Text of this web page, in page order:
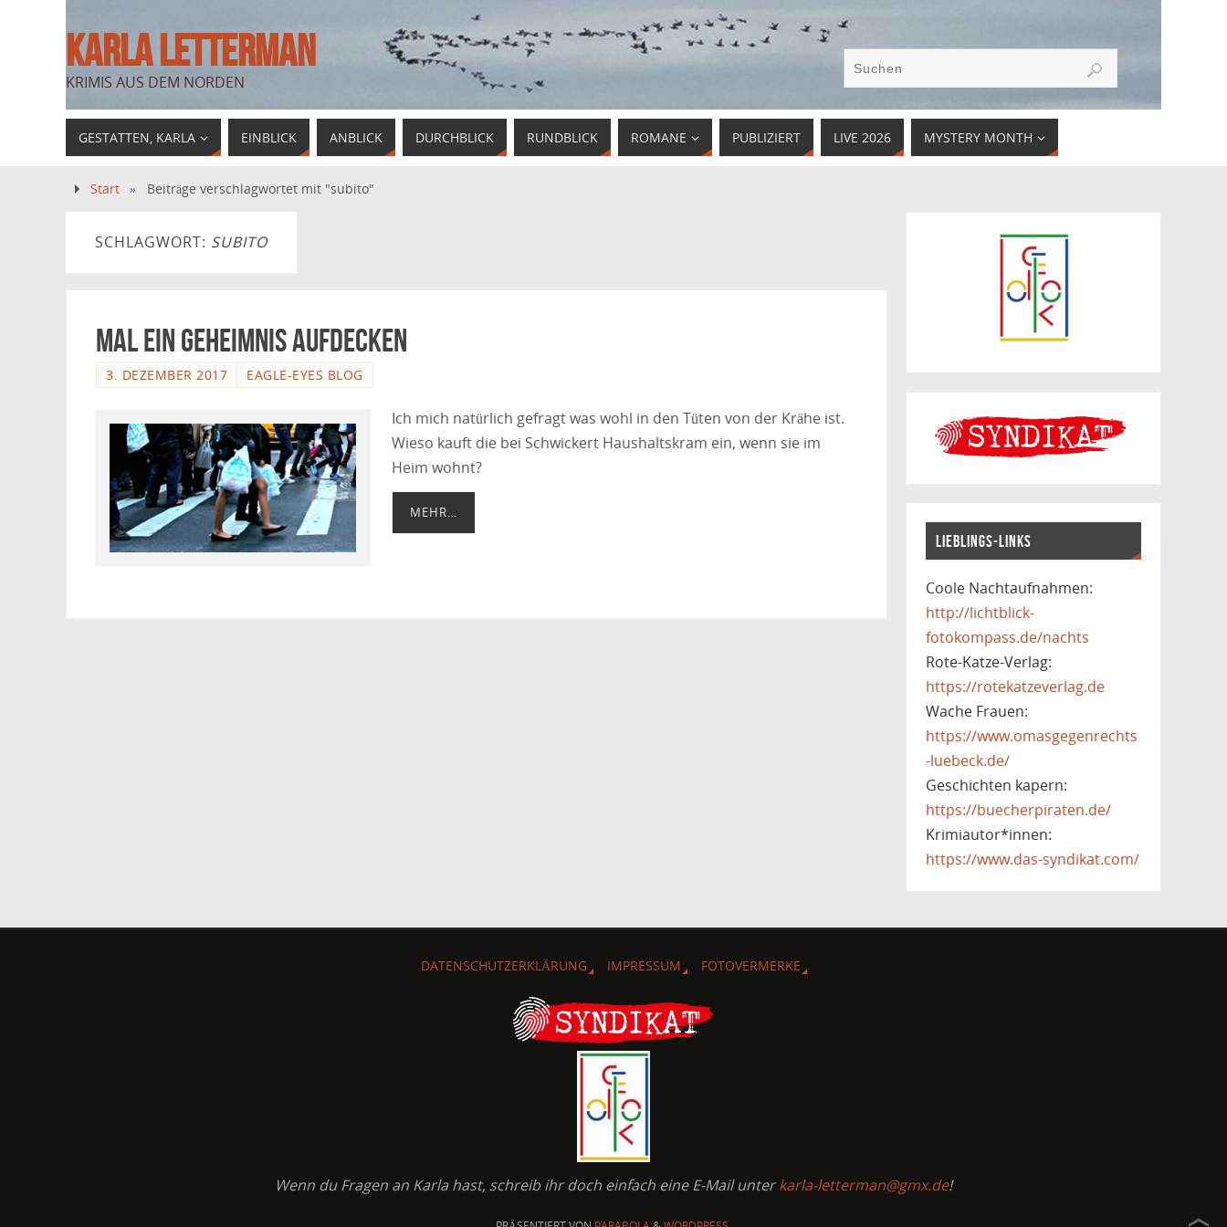
KARLA LETTERMAN
KRIMIS AUS DEM NORDEN
GESTATTEN, KARLA EINBLICK ANBLICK DURCHBLICK RUNDBLICK ROMANE PUBLIZIERT LIVE 2026 MYSTERY MONTH
Start » Beiträge verschlagwortet mit "subito"
SCHLAGWORT: SUBITO
Mal ein Geheimnis aufdecken
3. DEZEMBER 2017 EAGLE-EYES BLOG
Ich mich natürlich gefragt was wohl in den Tüten von der Krähe ist.
Wieso kauft die bei Schwickert Haushaltskram ein, wenn sie im
Heim wohnt?
MEHR…
LIEBLINGS-LINKS
Coole Nachtaufnahmen:
http://lichtblick-
fotokompass.de/nachts
Rote-Katze-Verlag:
https://rotekatzeverlag.de
Wache Frauen:
https://www.omasgegenrechts
-luebeck.de/
Geschichten kapern:
https://buecherpiraten.de/
Krimiautor*innen:
https://www.das-syndikat.com/
DATENSCHUTZERKLÄRUNG IMPRESSUM FOTOVERMERKE
Wenn du Fragen an Karla hast, schreib ihr doch einfach eine E-Mail unterkarla-letterman@gmx.de!